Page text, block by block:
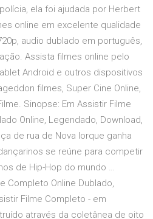
ela foi ajudada por Herbert
online em excelente qualidade
audio dublado em português,
Assista filmes online pelo
Android e outros dispositivos
filmes, Super Cine Online,
Sinopse: Em Assistir Filme
Online, Legendado, Download,
de rua de Nova Iorque ganha
se reúne para competir
de Hip-Hop do mundo …
Completo Online Dublado,
Filme Completo - em
através da coletânea de oito